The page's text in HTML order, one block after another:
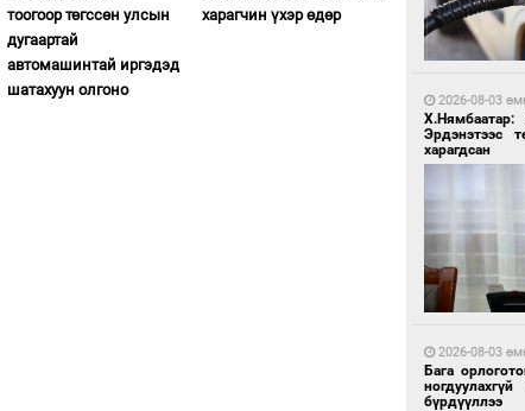
тоогоор төгссөн улсын
дугаартай
автомашинтай иргэдэд
шатахуун олгоно
харагчин үхэр өдөр
22 цагийн
1 өдрийн
Бүх төрлийн
2026-08-03
Эрдэнэтээс
харагдсан
2026-08-03
Бага
бүрдүүллээ